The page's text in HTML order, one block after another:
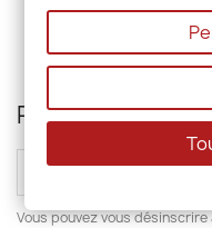
Recevez nos
Vous pouvez vous